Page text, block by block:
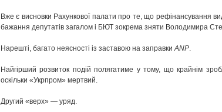
Вже є висновки Рахункової палати про те, що рефінансування
бажання депутатів загалом і БЮТ зокрема зняти Володимира
Нарешті, багато неясності із заставою на заправкиANP.
Найгірший розвиток подій полягатиме у тому, що крайнім
оскільки «Укрпром» мертвий.
Другий «верх» — уряд.